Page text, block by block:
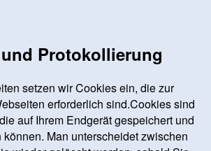
Protokollierung
setzen wir Cookies ein, die zur
erforderlich sind.Cookies sind
auf Ihrem Endgerät gespeichert und
Man unterscheidet zwischen